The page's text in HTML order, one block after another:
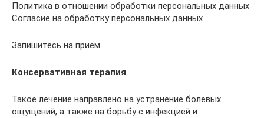
Политика в отношении обработки персональных данных
Согласие на обработку персональных данных
Запишитесь на прием
Консервативная терапия
Такое лечение направлено на устранение болевых
ощущений, а также на борьбу с инфекцией и